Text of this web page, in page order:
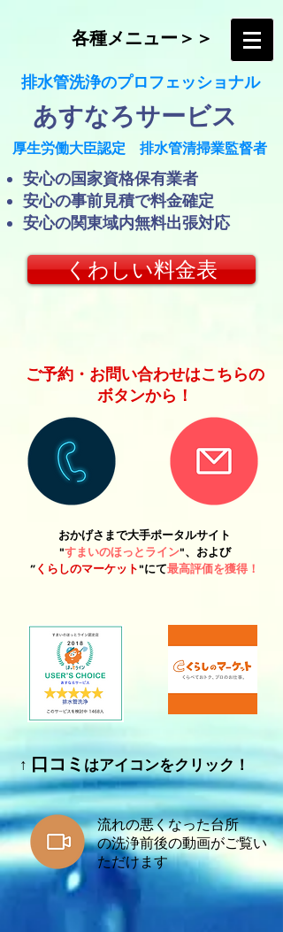
各種メニュー＞＞
​排水管洗浄のプロフェッショナル
​あすなろサービス
​厚生労働大臣認定 排水管清掃業監督者
​安心の国家資格保有業者
安心の事前見積で料金確定
​安心の関東域内無料出張対応
くわしい料金表
ご予約・お問い合わせはこちらの
ボタンから！
おかげさまで大手ポータルサイト
"すまいのほっとライン"、および
” くらしのマーケット"にて最高評価を獲得！
​↑ 口コミ はアイコンをクリック！
流れの悪くなった台所
​の洗浄前後の動画がご覧い
ただけます